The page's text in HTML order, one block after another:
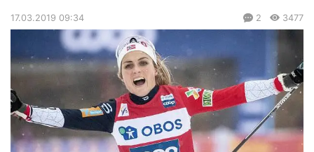
17.03.2019 09:34 2 3477